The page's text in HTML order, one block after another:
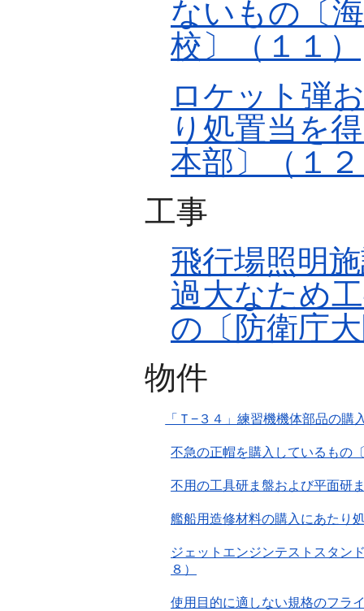
ないもの〔
校〕（１１）
ロケット弾
り処置当を
本部〕（１
工事
飛行場照明
過大なため
の〔防衛庁
物件
「Ｔ−３４」練習機機体部品の
不急の正帽を購入しているもの
不用の工具研ま盤および平面研
艦船用造修材料の購入にあたり
ジェットエンジンテストスタン
８）
使用目的に適しない規格のフラ